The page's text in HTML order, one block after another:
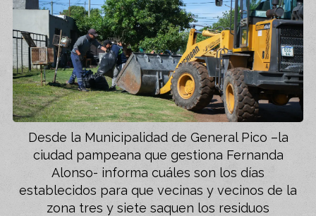
Desde la Municipalidad de General Pico –la
ciudad pampeana que gestiona Fernanda
Alonso- informa cuáles son los días
establecidos para que vecinas y vecinos de la
zona tres y siete saquen los residuos